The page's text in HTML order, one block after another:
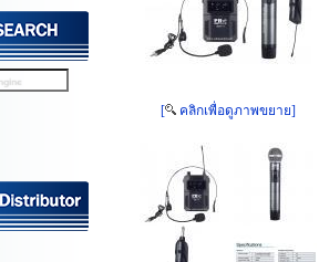
[ คลิกเพื่อดูภาพขยาย]